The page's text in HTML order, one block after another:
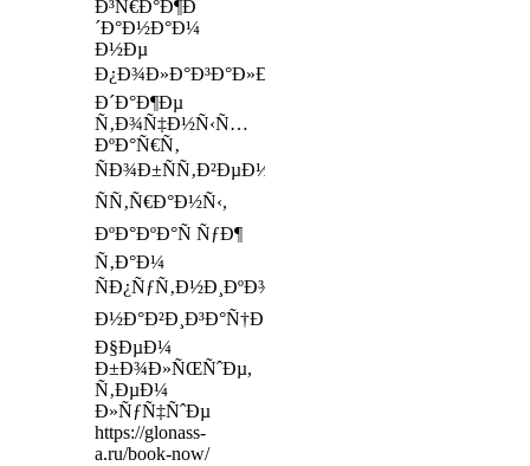
Ð³Ñ€Ð°Ð¶Ð
´Ð°Ð½Ð°Ð¼
Ð½Ðµ
Ð¿Ð¾Ð»Ð°Ð³Ð°Ð»Ð¾ÑÑŒ
Ð´Ð°Ð¶Ðµ
Ñ‚Ð¾Ñ‡Ð½Ñ‹Ñ…
ÐºÐ°Ñ€Ñ‚
ÑÐ¾Ð±ÑÑ‚Ð²ÐµÐ½Ð½Ð¾Ð¹
ÑÑ‚Ñ€Ð°Ð½Ñ‹,
ÐºÐ°ÐºÐ°Ñ ÑƒÐ¶
Ñ‚Ð°Ð¼
ÑÐ¿ÑƒÑ‚Ð½Ð¸ÐºÐ¾Ð²Ð°Ñ
Ð½Ð°Ð²Ð¸Ð³Ð°Ñ†Ð¸Ñ!
Ð§ÐµÐ¼
Ð±Ð¾Ð»ÑŒÑˆÐµ,
Ñ‚ÐµÐ¼
Ð»ÑƒÑ‡ÑˆÐµ
https://glonass-
a.ru/book-now/